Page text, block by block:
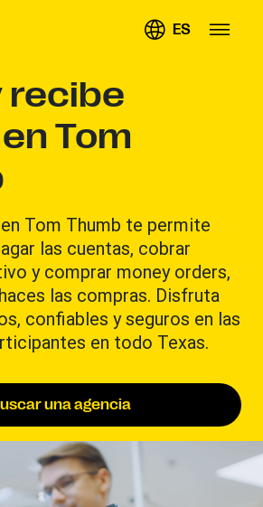
ES
recibe
Tom
Tom Thumb te permite
las cuentas, cobrar
y comprar money orders,
las compras. Disfruta
confiables y seguros en las
en todo Texas.
una agencia